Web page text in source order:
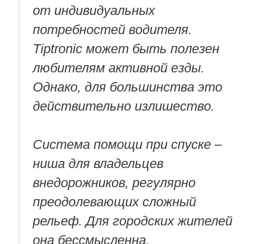
от индивидуальных
потребностей водителя.
Tiptronic может быть полезен
любителям активной езды.
Однако, для большинства это
действительно излишество.
Система помощи при спуске –
ниша для владельцев
внедорожников, регулярно
преодолевающих сложный
рельеф. Для городских жителей
она бессмысленна.